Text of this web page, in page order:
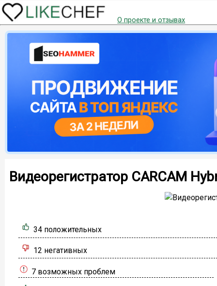
О проекте и отзывах
Видеорегистратор CARCAM
34 положительных
12 негативных
7 возможных проблем